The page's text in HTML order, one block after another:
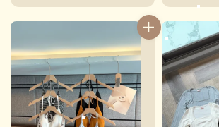
price
price